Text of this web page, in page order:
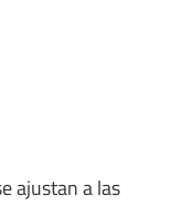
ajustan a las